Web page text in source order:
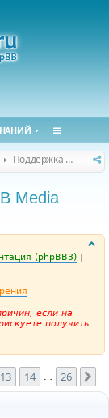
Поддержка расширений для phpBB
Media
(phpBB3) |
если на
получить
13 14 26